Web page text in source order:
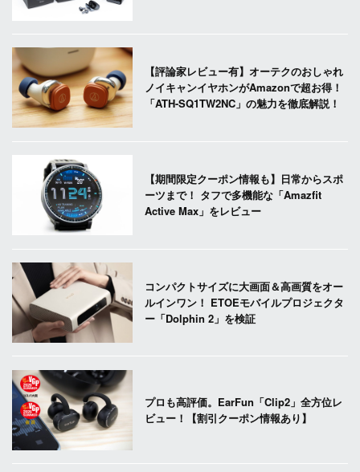
【評論家レビュー有】オーテクのおしゃれ
ノイキャンイヤホンがAmazonで超お得！
「ATH-SQ1TW2NC」の魅力を徹底解説！
【期間限定クーポン情報も】日常からスポ
ーツまで！ タフで多機能な「Amazfit
Active Max」をレビュー
コンパクトサイズに大画面＆高画質をオー
ルインワン！ ETOEモバイルプロジェクタ
ー「Dolphin 2」を検証
プロも高評価。EarFun「Clip2」全方位レ
ビュー！【割引クーポン情報あり】